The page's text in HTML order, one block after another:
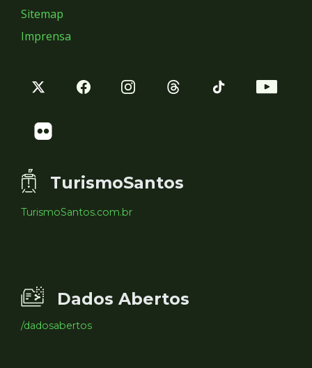
Sitemap
Imprensa
TurismoSantos
TurismoSantos.com.br
Dados Abertos
/dadosabertos